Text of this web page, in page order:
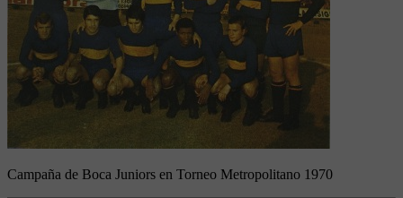
Campaña de Boca Juniors en Torneo Metropolitano 1970